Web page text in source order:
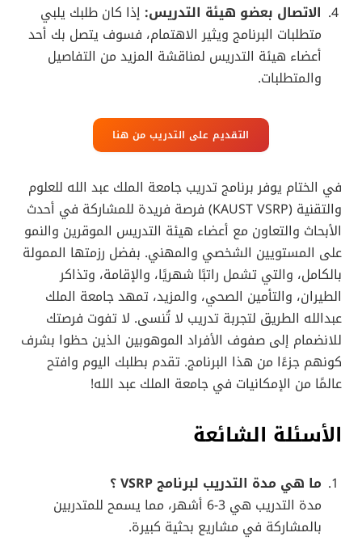
الاتصال بعضو هيئة التدريس: إذا كان طلبك يلبي
متطلبات البرنامج ويثير الاهتمام، فسوف يتصل بك أحد
أعضاء هيئة التدريس لمناقشة المزيد من التفاصيل
والمتطلبات.
التقديم على التدريب من هنا
في الختام يوفر برنامج تدريب جامعة الملك عبد الله للعلوم
والتقنية (KAUST VSRP) فرصة فريدة للمشاركة في أحدث
الأبحاث والتعاون مع أعضاء هيئة التدريس الموقرين والنمو
على المستويين الشخصي والمهني. بفضل رزمتها الممولة
بالكامل، والتي تشمل راتبًا شهريًا، والإقامة، وتذاكر
الطيران، والتأمين الصحي، والمزيد، تمهد جامعة الملك
عبدالله الطريق لتجربة تدريب لا تُنسى. لا تفوت فرصتك
للانضمام إلى صفوف الأفراد الموهوبين الذين حظوا بشرف
كونهم جزءًا من هذا البرنامج. تقدم بطلبك اليوم وافتح
عالمًا من الإمكانيات في جامعة الملك عبد الله!
الأسئلة الشائعة
ما هي مدة التدريب لبرنامج VSRP ؟
مدة التدريب هي 3-6 أشهر، مما يسمح للمتدربين
بالمشاركة في مشاريع بحثية كبيرة.